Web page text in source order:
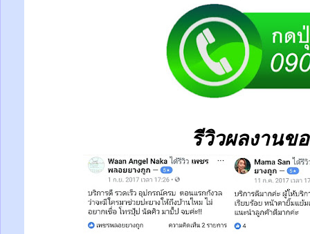
รีวิวผลงานข